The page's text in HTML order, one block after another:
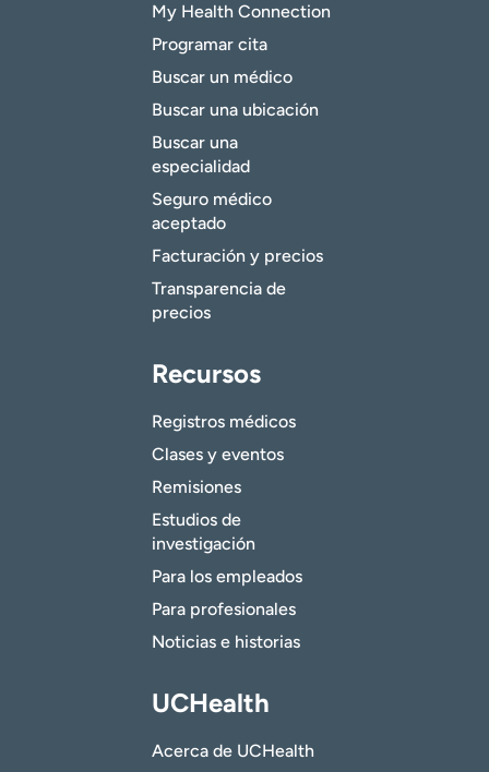
My Health Connection
Programar cita
Buscar un médico
Buscar una ubicación
Buscar una
especialidad
Seguro médico
aceptado
Facturación y precios
Transparencia de
precios
Recursos
Registros médicos
Clases y eventos
Remisiones
Estudios de
investigación
Para los empleados
Para profesionales
Noticias e historias
UCHealth
Acerca de UCHealth